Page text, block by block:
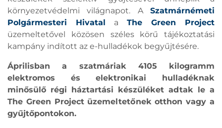
környezetvédelmi világnapot. A Szatmárnémeti
Polgármesteri Hivatal
a The Green Project
üzemeltetővel közösen széles körű tájékoztatási
kampány indított az e-hulladékok begyűjtésére.
Áprilisban a szatmáriak 4105 kilogramm
elektromos és elektronikai hulladéknak
minősülő régi háztartási készüléket adtak le a
The Green Project üzemeltetőnek otthon vagy a
gyűjtőpontokon.